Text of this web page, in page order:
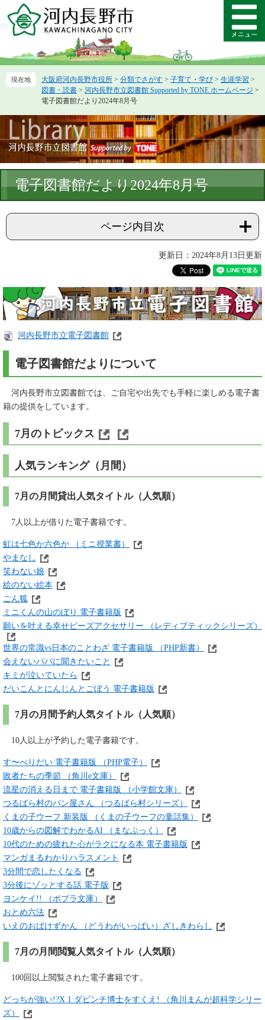
ー
先
ニ
を
へ
メ
ニ
ー
大阪府河内長野市役所 > 分類でさがす > 子育て・学び > 生涯学習 >
図書・読書 > 河内長野市立図書館 Supported by TONE ホームページ >
電子図書館だより2024年8月号
文
電子図書館だより2024年8月号
ページ内目次
更新日：2024年8月13日更新
河内長野市立電子図書館
電子図書館だよりについて
河内長野市立図書館では、ご自宅や出先でも手軽に楽しめる電子書
籍の提供をしています。
7月のトピックス
人気ランキング（月間）
7月の月間貸出人気タイトル（人気順）
7人以上が借りた電子書籍です。
虹は七色か六色か （ミニ授業書）
やまなし
笑わない娘
絵のない絵本
ごん狐
ミニくんの山のぼり 電子書籍版
願いを叶える幸せビーズアクセサリー （レディブティックシリーズ）
世界の常識vs日本のことわざ 電子書籍版 （PHP新書）
会えないパパに聞きたいこと
キミが泣いていたら
だいこんとにんじんとごぼう 電子書籍版
7月の月間予約人気タイトル（人気順）
10人以上が予約した電子書籍です。
す〜べりだい 電子書籍版 （PHP電子）
敗者たちの季節 （角川e文庫）
流星の消える日まで 電子書籍版 （小学館文庫）
つるばら村のパン屋さん （つるばら村シリーズ）
くまの子ウーフ 新装版 （くまの子ウーフの童話集）
10歳からの図解でわかるAI （まなぶっく）
10代のための疲れた心がラクになる本 電子書籍版
マンガまるわかりハラスメント
3分間で恋したくなる
3分後にゾッとする話 電子版
ヨンケイ!! （ポプラ文庫）
おとめ六法
いえのおばけずかん （どうわがいっぱい）ざしきわらし
7月の月間閲覧人気タイトル（人気順）
100回以上閲覧された電子書籍です。
どっちが強い!?X 1 ダビンチ博士をすくえ! （角川まんが超科学シリー
ズ）